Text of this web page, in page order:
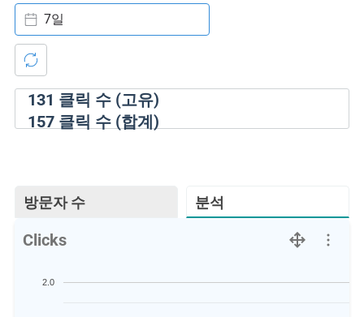
131 클릭 수 (고유)
157클릭 수 (합계)
7일
방문자 수 분석
Clicks
2.0